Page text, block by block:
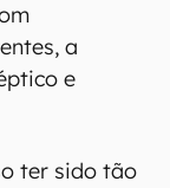
a
e
ter sido tão